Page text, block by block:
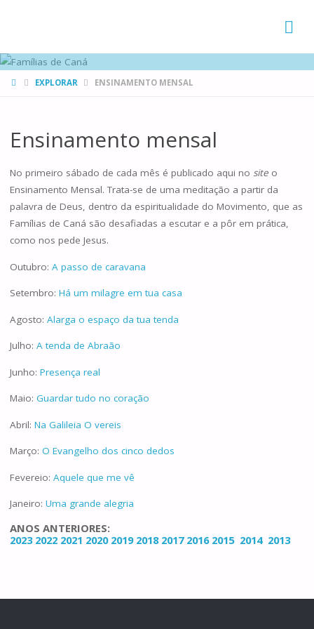
HOMEEXPLORAR ENSINAMENTO MENSAL
Ensinamento mensal
No primeiro sábado de cada mês é publicado aqui no siteo
Ensinamento Mensal. Trata-se de uma meditação a partir da
palavra de Deus, dentro da espiritualidade do Movimento, que as
Famílias de Caná são desafiadas a escutar e a pôr em prática,
como nos pede Jesus.
Outubro: A passo de caravana
Setembro: Há um milagre em tua casa
Agosto: Alarga o espaço da tua tenda
Julho: A tenda de Abraão
Junho: Presença real
Maio: Guardar tudo no coração
Abril: Na Galileia O vereis
Março: O Evangelho dos cinco dedos
Fevereio: Aquele que me vê
Janeiro: Uma grande alegria
ANOS ANTERIORES:
2023 2022 2021 2020 2019 2018 2017 2016 2015 2014 2013